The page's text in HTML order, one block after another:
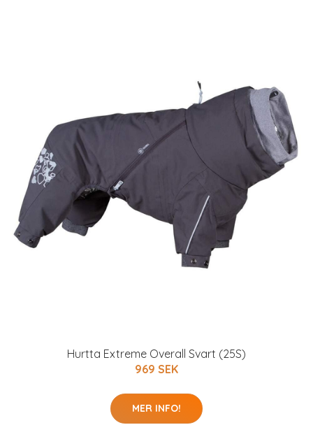
Hurtta Extreme Overall Svart (25S)
969 SEK
MER INFO!